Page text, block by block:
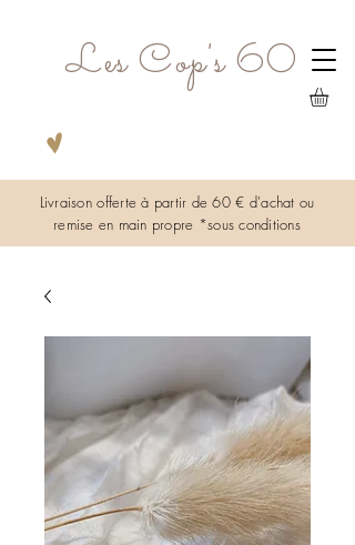
Les Cop's 60
Livraison offerte à partir de 60 € d'achat ou
remise en main propre *sousconditions